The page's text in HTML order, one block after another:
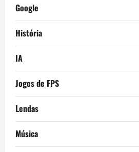
Google
História
IA
Jogos de FPS
Lendas
Música